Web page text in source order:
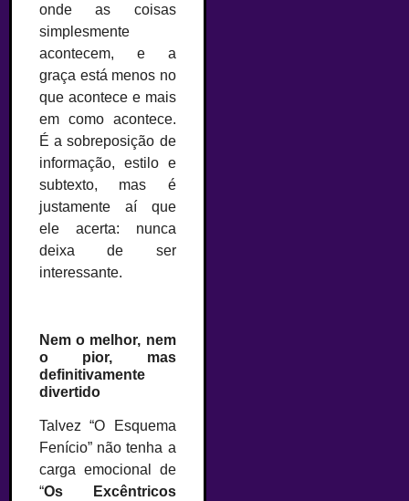
onde as coisas
simplesmente
acontecem, e a
graça está menos no
que acontece e mais
em como acontece.
É a sobreposição de
informação, estilo e
subtexto, mas é
justamente aí que
ele acerta: nunca
deixa de ser
interessante.
Nem o melhor, nem
o pior, mas
definitivamente
divertido
Talvez “O Esquema
Fenício” não tenha a
carga emocional de
“Os Excêntricos